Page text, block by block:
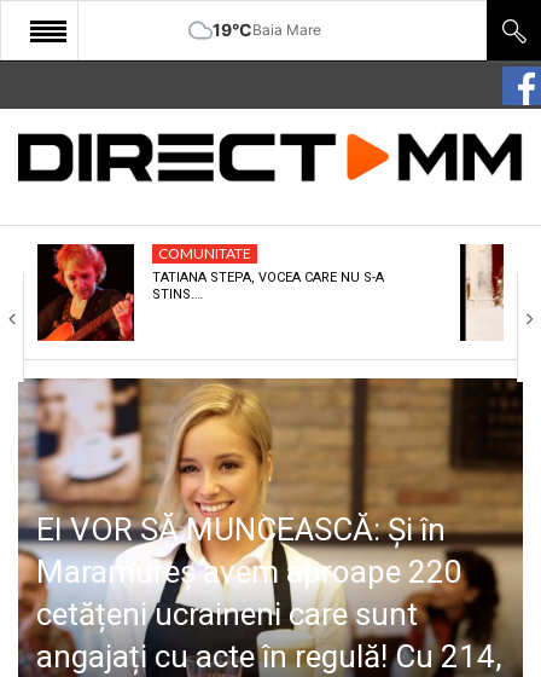
19°CBaia Mare
START
COMUNITATE
CULTURA
ECONOMIE
SANATATE
SPORT
SPECIAL
POLITIC
LIFE
COMUNITATE
TATIANA STEPA, VOCEA CARE NU S-A
STINS.…
EI VOR SĂ MUNCEASCĂ: Și în
Maramureș avem aproape 220
cetățeni ucraineni care sunt
angajați cu acte în regulă! Cu 214,